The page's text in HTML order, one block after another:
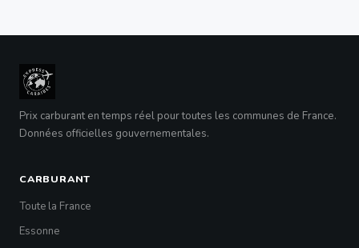
Prix carburant en temps réel pour toutes les communes de France.
Données officielles gouvernementales.
CARBURANT
Toute la France
Essonne